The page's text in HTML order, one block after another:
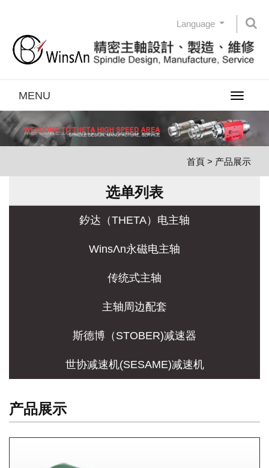
Language
Toggle
MENU
首頁 > 产品展示
选单列表
釸达（THETA）电主轴
WinsΛn永磁电主轴
传统式主轴
主轴周边配套
斯德博（STOBER)减速器
世协减速机(SESAME)减速机
产品展示